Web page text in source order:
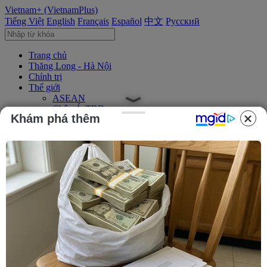
Vietnam+ (VietnamPlus)
Tiếng Việt English Français Español 中文 Русский
Trang chủ
Thăng Long - Hà Nội
Chính trị
Thế giới
ASEAN
Châu Á-TBD
Trung Đông
Châu Mỹ
Châu Phi
Kinh tế
Kinh doanh
Tài chính
Tín dụng nông thôn
Chứng khoán
Bất động sản
Doanh nghiệp
Thông tin doanh nghiệp
Thông cáo báo chí
Xã hội
Khám phá thêm